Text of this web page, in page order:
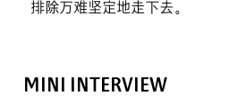
排除万难坚定地走下去。
MINI INTERVIEW